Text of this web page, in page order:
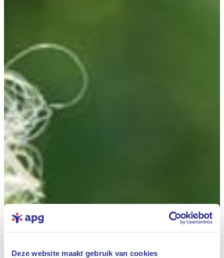
Deze website maakt gebruik van cookies